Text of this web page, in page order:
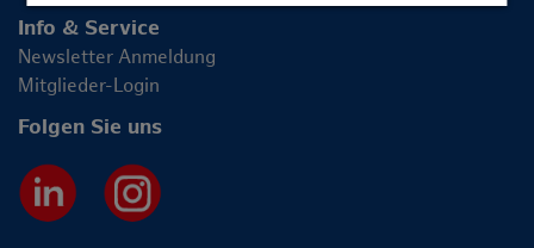
Info & Service
Newsletter Anmeldung
Mitglieder-Login
Folgen Sie uns